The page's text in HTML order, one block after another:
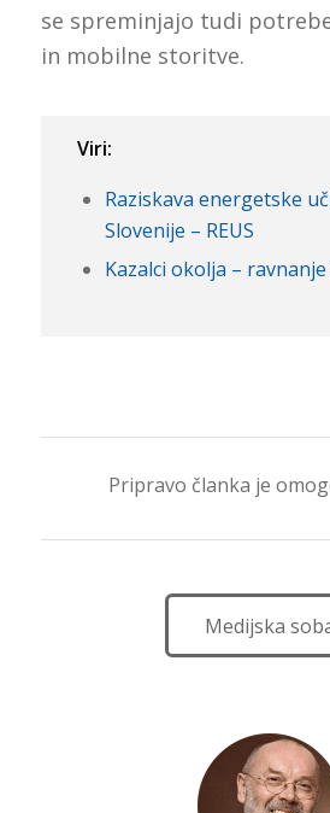
se spreminjajo tudi
in mobilne storitve.
Viri:
Raziskava energetske
Slovenije – REUS
Kazalci okolja –
Pripravo članka je
Medijska